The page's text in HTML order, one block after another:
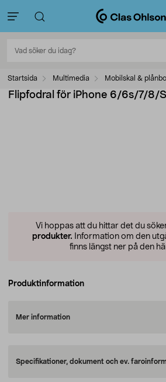
Startsida Multimedia Mobilskal &
Flipfodral för iPhone 6/6s/7/8/
Vi hoppas att du hittar det du
produkter. Information om den
finns längst ner på den
Produktinformation
Mer information
Specifikationer, dokument och ev.